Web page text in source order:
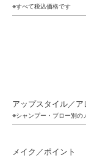
※すべて税込価格です
アップスタイル／ア
※シャンプー・ブロー別の
メイク／ポイント